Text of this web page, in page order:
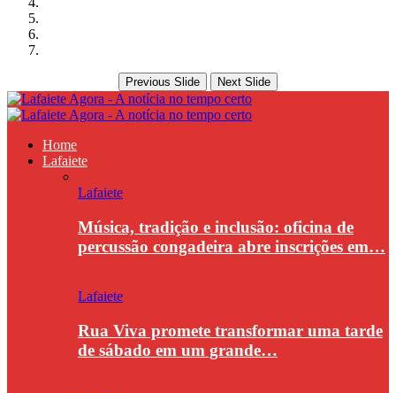
Previous Slide Next Slide
Home
Lafaiete
Lafaiete
Música, tradição e inclusão: oficina de
percussão congadeira abre inscrições em…
Lafaiete
Rua Viva promete transformar uma tarde
de sábado em um grande…